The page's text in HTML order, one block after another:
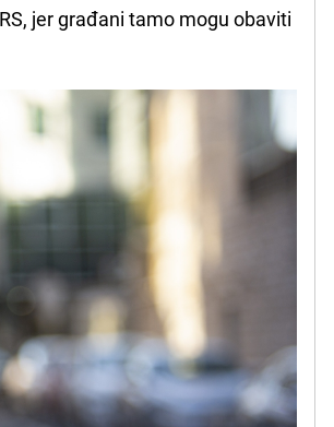
jer građani tamo mogu obaviti